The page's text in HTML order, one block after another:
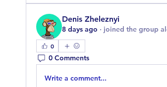
Denis Zheleznyi
8 days ago · joined the group
0
0 Comments
Write a comment...